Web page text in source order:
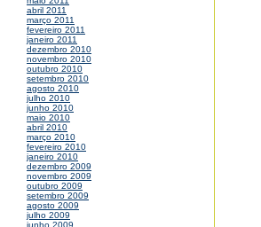
abril 2011
março 2011
fevereiro 2011
janeiro 2011
dezembro 2010
novembro 2010
outubro 2010
setembro 2010
agosto 2010
julho 2010
junho 2010
maio 2010
abril 2010
março 2010
fevereiro 2010
janeiro 2010
dezembro 2009
novembro 2009
outubro 2009
setembro 2009
agosto 2009
julho 2009